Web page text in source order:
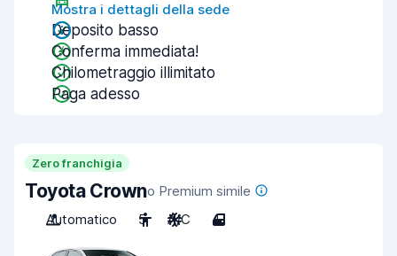
Mostra i dettagli della sede
Deposito basso
Conferma immediata!
Chilometraggio illimitato
Paga adesso
Zero franchigia
Toyota Crowno Premium simile
Automatico
5 A/C 4